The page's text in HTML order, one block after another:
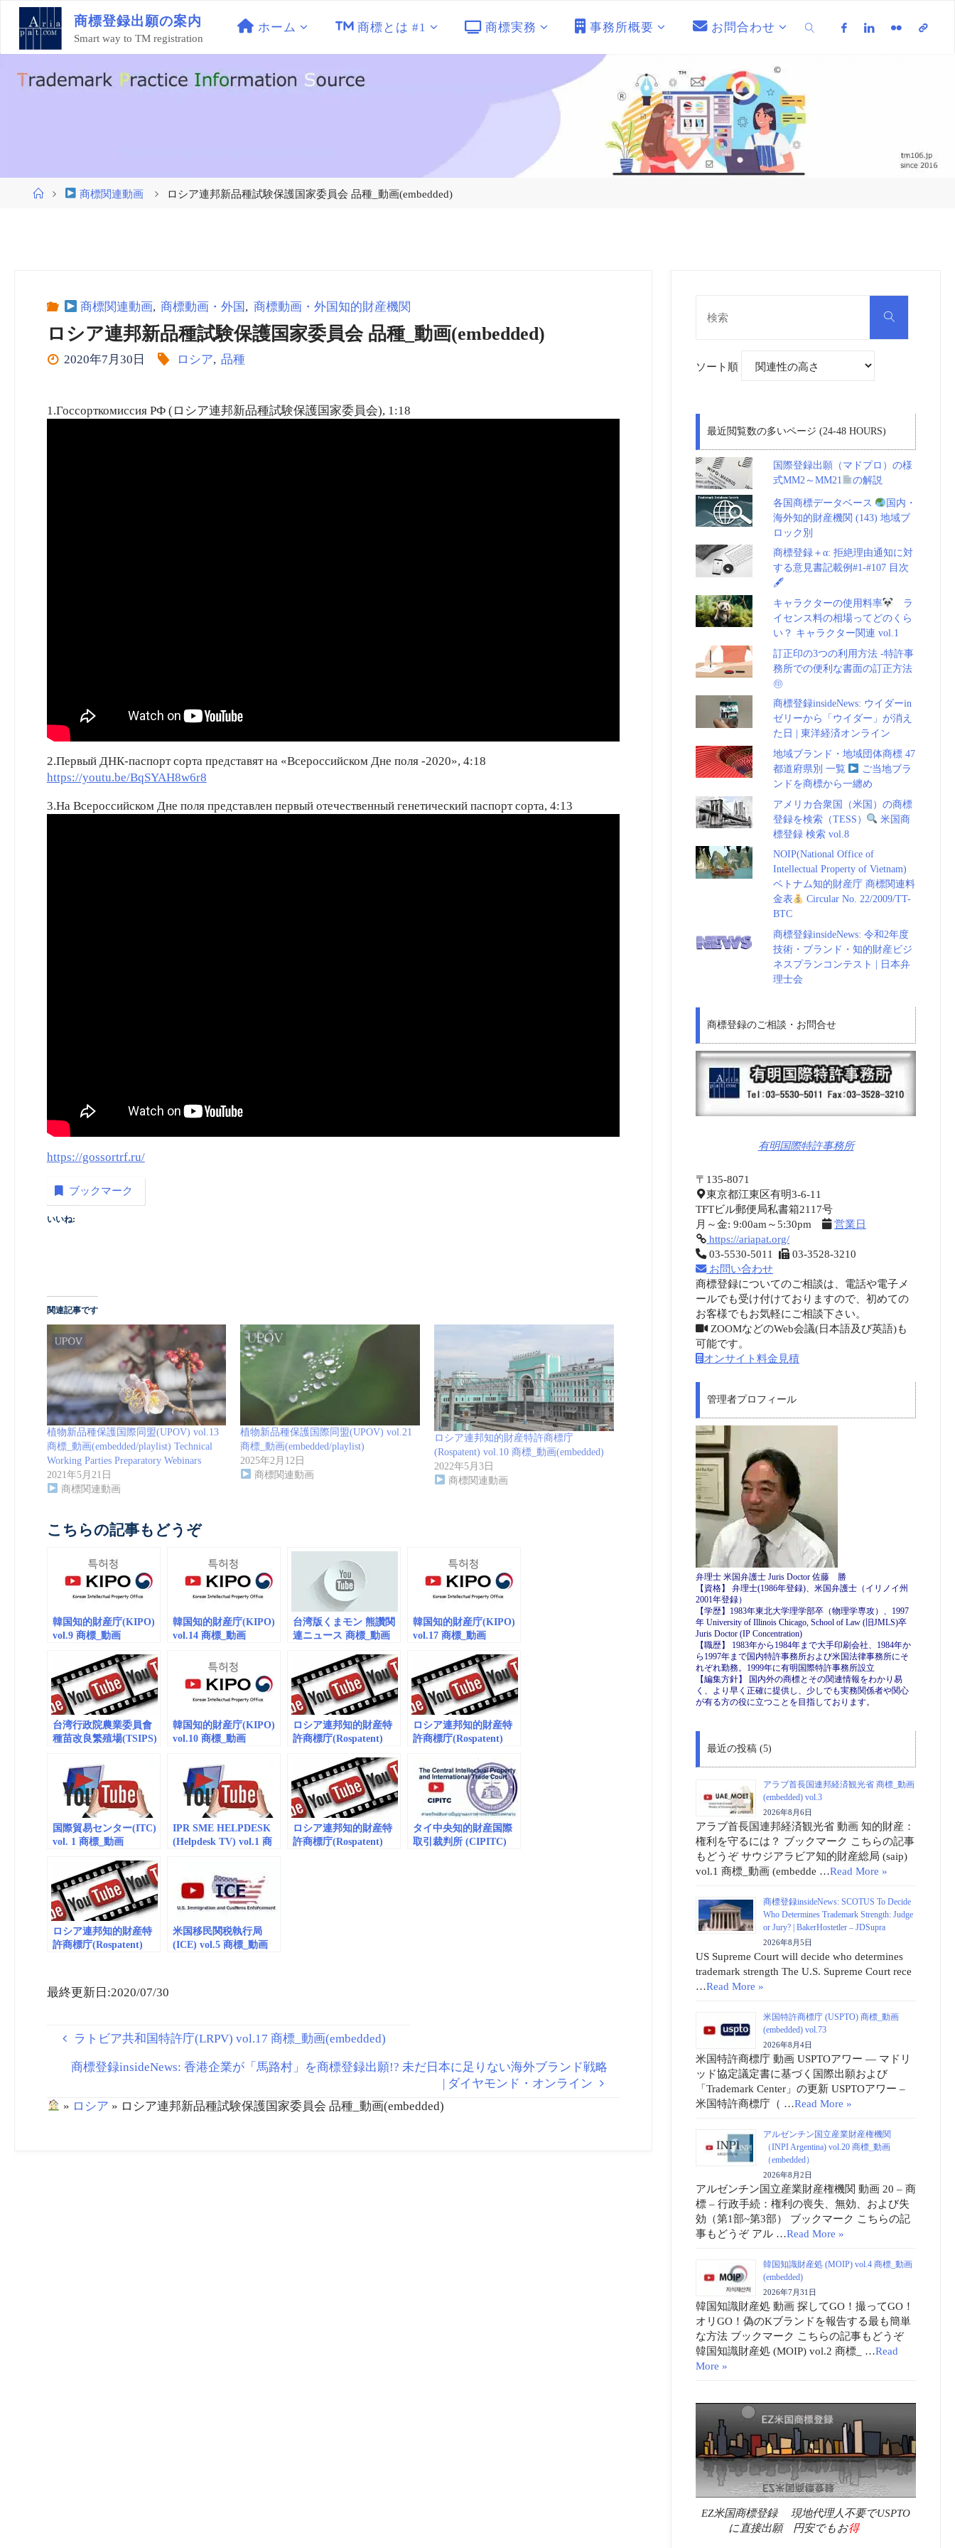
ン
商標登録出願の案内
Smart way to TM registration
ホーム 商標とは #1 商標実務 事務所概要 お問合わせ
ホ
商標関連動画 ロシア連邦新品種試験保護国家委員会 品種_動画(embedded)
商標関連動画, 商標動画・外国 , 商標動画・外国知的財産機関
ロシア連邦新品種試験保護国家委員会 品種_動画(embedded)
2020年7月30日 ロシア, 品種
1.Госсорткомиссия РФ (ロシア連邦新品種試験保護国家委員会), 1:18
2.Первый ДНК-паспорт сорта представят на «Всероссийском Дне поля -2020», 4:18
https://youtu.be/BqSYAH8w6r8
3.На Всероссийском Дне поля представлен первый отечественный генетический паспорт сорта, 4:13
https://gossortrf.ru/
ブックマーク
いいね:
関連記事です
植物新品種保護国際同盟(UPOV) vol.13
商標_動画(embedded/playlist) Technical
Working Parties Preparatory Webinars
2021年5月21日
商標関連動画
植物新品種保護国際同盟(UPOV) vol.21
商標_動画(embedded/playlist)
2025年2月12日
商標関連動画
ロシア連邦知的財産特許商標庁
(Rospatent) vol.10 商標_動画(embedded)
2022年5月3日
商標関連動画
こちらの記事もどうぞ
韓国知的財産庁(KIPO)
vol.9 商標_動画
韓国知的財産庁(KIPO)
vol.14 商標_動画
台湾版くまモン 熊讚関
連ニュース 商標_動画
韓国知的財産庁(KIPO)
vol.17 商標_動画
台湾行政院農業委員會
種苗改良繁殖場(TSIPS)
韓国知的財産庁(KIPO)
vol.10 商標_動画
ロシア連邦知的財産特
許商標庁(Rospatent)
(embedded)
ロシア連邦知的財産特
許商標庁(Rospatent)
(embedded)
国際貿易センター(ITC)
vol. 1 商標_動画
IPR SME HELPDESK
(Helpdesk TV) vol.1 商
ロシア連邦知的財産特
許商標庁(Rospatent)
タイ中央知的財産国際
取引裁判所 (CIPITC)
ロシア連邦知的財産特
許商標庁(Rospatent)
米国移民関税執行局
(ICE) vol.5 商標_動画
最終更新日:2020/07/30
ラトビア共和国特許庁(LRPV) vol.17 商標_動画(embedded)
商標登録insideNews: 香港企業が「馬路村」を商標登録出願!? 未だ日本に足りない海外ブランド戦略
| ダイヤモンド・オンライン
» ロシア » ロシア連邦新品種試験保護国家委員会 品種_動画(embedded)
検
ソート順
最近閲覧数の多いページ (24-48 HOURS)
国際登録出願（マドプロ）の様
式MM2～MM21
の解説
各国商標データベース
国内・
海外知的財産機関 (143) 地域ブ
ロック別
商標登録＋α: 拒絶理由通知に対
する意見書記載例#1-#107 目次
🖋
キャラクターの使用料率
ラ
イセンス料の相場ってどのくら
い？ キャラクター関連 vol.1
訂正印の3つの利用方法 -特許事
務所での便利な書面の訂正方法
㊞
商標登録insideNews: ウイダーin
ゼリーから「ウイダー」が消え
た日 | 東洋経済オンライン
地域ブランド・地域団体商標 47
都道府県別 一覧
ご当地ブラ
ンドを商標から一纏め
アメリカ合衆国（米国）の商標
登録を検索（TESS）
米国商
標登録 検索 vol.8
NOIP(National Office of
Intellectual Property of Vietnam)
ベトナム知的財産庁 商標関連料
金表
Circular No. 22/2009/TT-
BTC
商標登録insideNews: 令和2年度
技術・ブランド・知的財産ビジ
ネスプランコンテスト | 日本弁
理士会
商標登録のご相談・お問合せ
有明国際特許事務所
〒135-8071
東京都江東区有明3-6-11
TFTビル郵便局私書箱2117号
月～金: 9:00am～5:30pm
営業日
https://ariapat.org/
03-5530-5011
03-3528-3210
お問い合わせ
商標登録についてのご相談は、電話や電子メ
ールでも受け付けておりますので、初めての
お客様でもお気軽にご相談下さい。
ZOOMなどのWeb会議(日本語及び英語)も
可能です。
オンサイト料金見積
管理者プロフィール
弁理士 米国弁護士 Juris Doctor 佐藤 勝
【資格】 弁理士(1986年登録)、米国弁護士（イリノイ州
2001年登録）
【学歴】1983年東北大学理学部卒（物理学専攻）、1997
年 University of Illinois Chicago, School of Law (旧JMLS)卒
Juris Doctor (IP Concentration)
【職歴】 1983年から1984年まで大手印刷会社、1984年か
ら1997年まで国内特許事務所および米国法律事務所にそ
れぞれ勤務。1999年に有明国際特許事務所設立
【編集方針】 国内外の商標とその関連情報をわかり易
く、より早く正確に提供し、少しでも実務関係者や関心
が有る方の役に立つことを目指しております。
最近の投稿 (5)
アラブ首長国連邦経済観光省 商標_動画
(embedded) vol.3
2026年8月6日
アラブ首長国連邦経済観光省 動画 知的財産：
権利を守るには？ ブックマーク こちらの記事
もどうぞ サウジアラビア知的財産総局 (saip)
vol.1 商標_動画 (embedde …Read More »
商標登録insideNews: SCOTUS To Decide
Who Determines Trademark Strength: Judge
or Jury? | BakerHostetler – JDSupra
2026年8月5日
US Supreme Court will decide who determines
trademark strength The U.S. Supreme Court rece
…Read More »
米国特許商標庁 (USPTO) 商標_動画
(embedded) vol.73
2026年8月4日
米国特許商標庁 動画 USPTOアワー ― マドリ
ッド協定議定書に基づく国際出願および
「Trademark Center」の更新 USPTOアワー –
米国特許商標庁（ …Read More »
アルゼンチン国立産業財産権機関
（INPI Argentina) vol.20 商標_動画
（embedded）
2026年8月2日
アルゼンチン国立産業財産権機関 動画 20 – 商
標 – 行政手続：権利の喪失、無効、および失
効（第1部~第3部） ブックマーク こちらの記
事もどうぞ アル …Read More »
韓国知識財産処 (MOIP) vol.4 商標_動画
(embedded)
2026年7月31日
韓国知識財産処 動画 探してGO！撮ってGO！
オリGO！偽のKブランドを報告する最も簡単
な方法 ブックマーク こちらの記事もどうぞ
韓国知識財産処 (MOIP) vol.2 商標_ …Read
More »
EZ米国商標登録 現地代理人不要でUSPTO
に直接出願 円安でもお得